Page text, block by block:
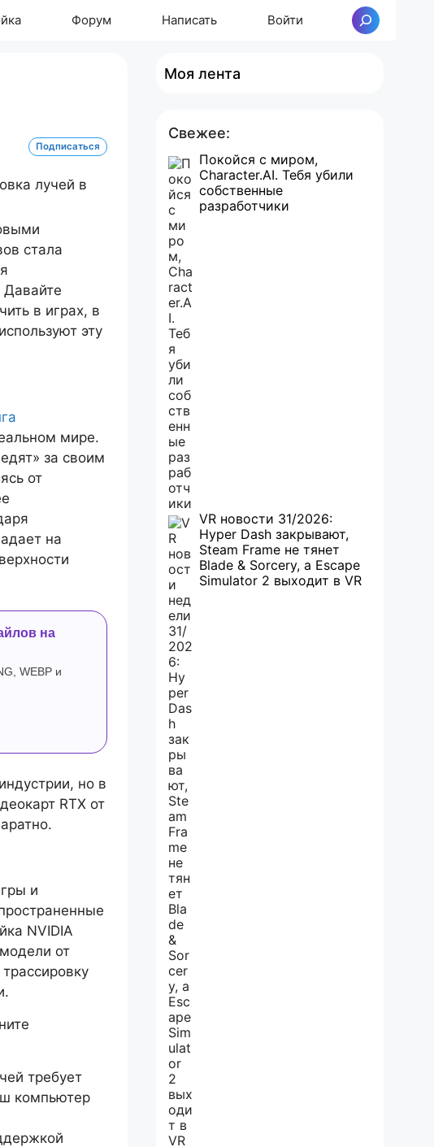
Форум Написать Войти Поиск
Подписаться
стала
Давайте
в играх, в
эту
мире.
за своим
от
на
на
WEBP и
но в
RTX от
и
NVIDIA
от
требует
компьютер
Моя лента
Свежее:
Покойся с миром,
Character.AI. Тебя убили
собственные
разработчики
VR новости 31/2026:
Hyper Dash закрывают,
Steam Frame не тянет
Blade & Sorcery, а Escape
Simulator 2 выходит в VR